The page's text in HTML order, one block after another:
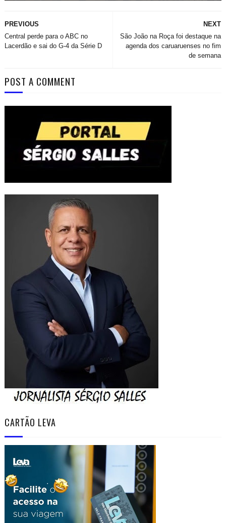
NEXT
São João na Roça foi destaque na
agenda dos caruaruenses no fim
de semana
PREVIOUS
Central perde para o ABC no
Lacerdão e sai do G-4 da Série D
POST A COMMENT
CARTÃO LEVA